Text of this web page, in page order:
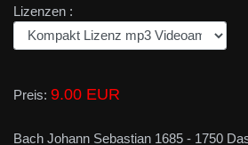
Lizenzen :
Preis: 9.00 EUR
Bach Johann Sebastian 1685 - 1750